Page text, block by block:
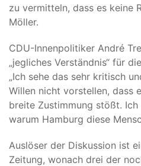
zu vermitteln, dass es keine
Möller.
CDU-Innenpolitiker André
„jegliches Verständnis“ für
„Ich sehe das sehr kritisch
Willen nicht vorstellen, dass
breite Zustimmung stößt. Ich
warum Hamburg diese
Auslöser der Diskussion ist
Zeitung, wonach drei der